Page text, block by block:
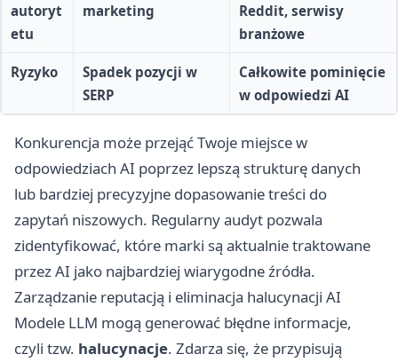
autoryt
etu
marketing
Reddit, serwisy
branżowe
Ryzyko
Spadek pozycji w
SERP
Całkowite pominięcie
w odpowiedzi AI
Konkurencja może przejąć Twoje miejsce w
odpowiedziach AI poprzez lepszą strukturę danych
lub bardziej precyzyjne dopasowanie treści do
zapytań niszowych. Regularny audyt pozwala
zidentyfikować, które marki są aktualnie traktowane
przez AI jako najbardziej wiarygodne źródła.
Zarządzanie reputacją i eliminacja halucynacji AI
Modele LLM mogą generować błędne informacje,
czyli tzw. halucynacje. Zdarza się, że przypisują